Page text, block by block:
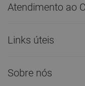
Atendimento ao
Links úteis
Sobre nós